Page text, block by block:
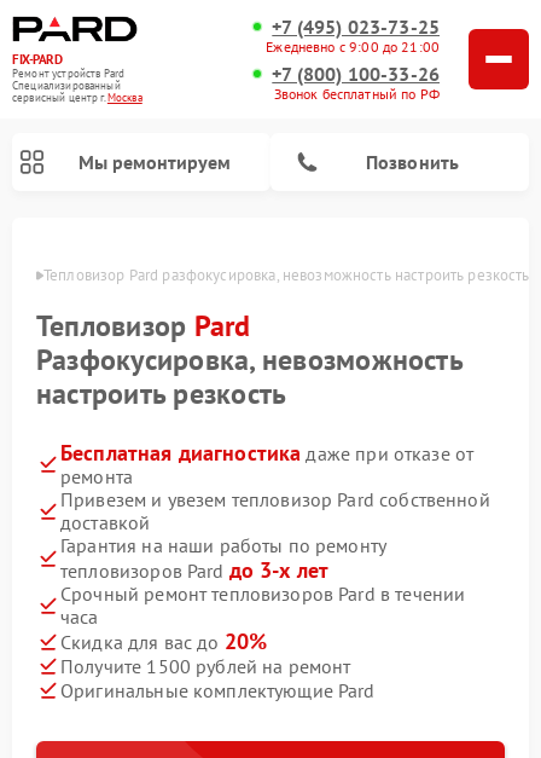
FIX-PARD
Ремонт устройств Pard
Специализированный
cервисный центр г.Москва
+7 (495) 023-73-25
Ежедневно с 9:00 до 21:00
+7 (800) 100-33-26
Звонок бесплатный по РФ
Мы ремонтируем Позвонить
Тепловизор Pard разфокусировка, невозможность настроить резкость
Тепловизор Pard
Разфокусировка, невозможность
настроить резкость
Бесплатная диагностика даже при отказе от
ремонта
Привезем и увезем тепловизор Pard собственной
доставкой
Гарантия на наши работы по ремонту
тепловизоров Pard до 3-х лет
Срочный ремонт тепловизоров Pard в течении
часа
Скидка для вас до 20%
Получите 1500 рублей на ремонт
Оригинальные комплектующие Pard